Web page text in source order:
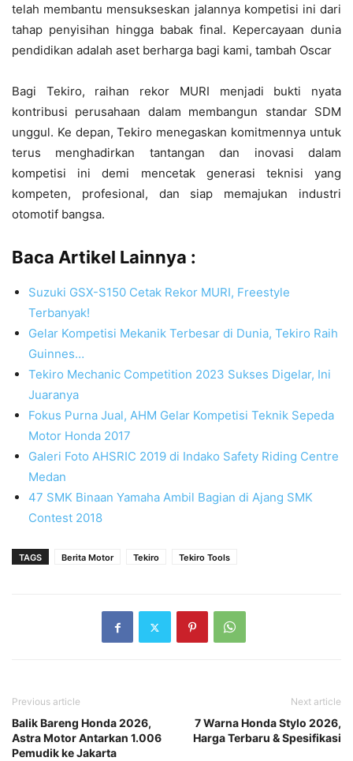
telah membantu mensukseskan jalannya kompetisi ini dari
tahap penyisihan hingga babak final. Kepercayaan dunia
pendidikan adalah aset berharga bagi kami, tambah Oscar
Bagi Tekiro, raihan rekor MURI menjadi bukti nyata
kontribusi perusahaan dalam membangun standar SDM
unggul. Ke depan, Tekiro menegaskan komitmennya untuk
terus menghadirkan tantangan dan inovasi dalam
kompetisi ini demi mencetak generasi teknisi yang
kompeten, profesional, dan siap memajukan industri
otomotif bangsa.
Baca Artikel Lainnya :
Suzuki GSX-S150 Cetak Rekor MURI, Freestyle
Terbanyak!
Gelar Kompetisi Mekanik Terbesar di Dunia, Tekiro Raih
Guinnes…
Tekiro Mechanic Competition 2023 Sukses Digelar, Ini
Juaranya
Fokus Purna Jual, AHM Gelar Kompetisi Teknik Sepeda
Motor Honda 2017
Galeri Foto AHSRIC 2019 di Indako Safety Riding Centre
Medan
47 SMK Binaan Yamaha Ambil Bagian di Ajang SMK
Contest 2018
TAGS Berita Motor Tekiro Tekiro Tools
Previous article
Balik Bareng Honda 2026,
Astra Motor Antarkan 1.006
Pemudik ke Jakarta
Next article
7 Warna Honda Stylo 2026,
Harga Terbaru & Spesifikasi